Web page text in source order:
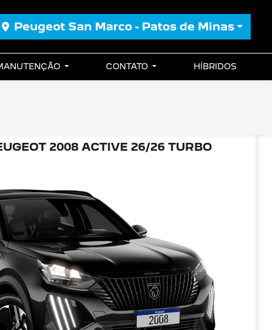
Peugeot San Marco - Patos de Minas
CONTATO HÍBRIDOS
2008 ACTIVE 26/26 TURBO